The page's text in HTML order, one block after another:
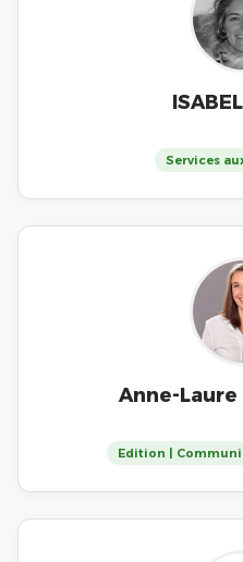
Services
Anne-
Edition |